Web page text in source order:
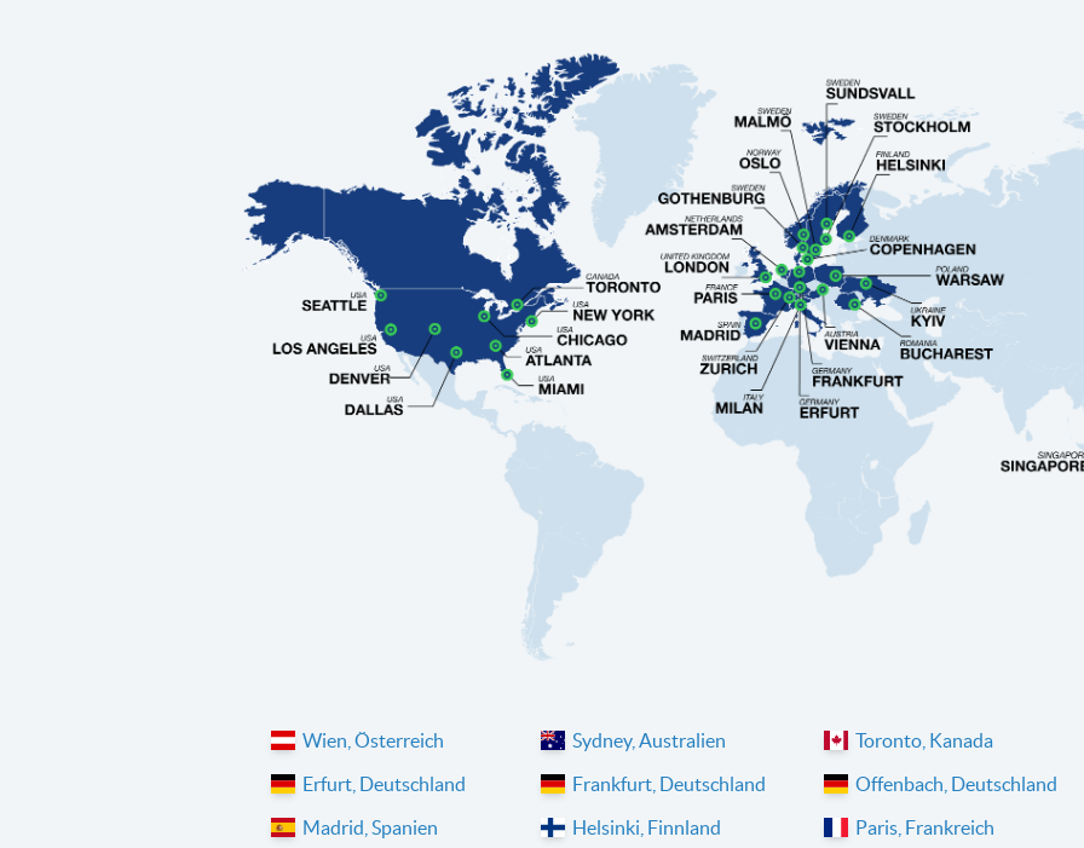
Wien, Österreich Sydney, Australien
Toronto, Kanada
Erfurt, Deutschland
Frankfurt, Deutschland
Offenbach, Deutschland
Madrid, Spanien
Helsinki, Finnland Paris, Frankreich